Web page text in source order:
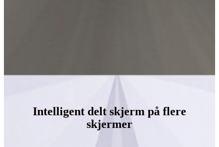
Intelligent delt skjerm på flere
skjermer